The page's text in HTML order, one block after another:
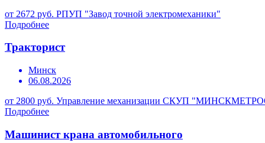
от 2672 руб. РПУП "Завод точной электромеханики"
Подробнее
Тракторист
Минск
06.08.2026
от 2800 руб. Управление механизации СКУП
Подробнее
Машинист крана автомобильного